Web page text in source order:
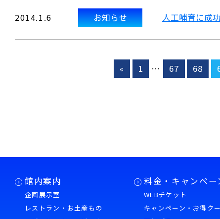
2014.1.6 お知らせ 人工哺育に成
« 1 … 67 68
館内案内
企画展示室
レストラン・お土産もの
料金・キャンペー
WEBチケット
キャンペーン・お得ク